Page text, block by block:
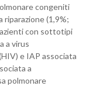
congeniti
riparazione (1,9%;
con sottotipi
a virus
e IAP associata
a
polmonare